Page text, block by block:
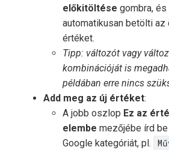
előkitöltése gombra,
automatikusan betölti
értéket.
Tipp: változót vagy
kombinációját is
példában erre nincs
Add meg az új értéket:
A jobb oszlop Ez az
elembe mezőjébe írd
Google kategóriát, pl.